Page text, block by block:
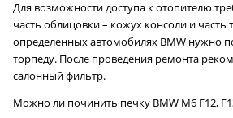
Для возможности доступа к отопителю
часть облицовки – кожух консоли и часть
определенных автомобилях BMW нужно
торпеду. После проведения ремонта
салонный фильтр.
Можно ли починить печку BMW M6 F12,